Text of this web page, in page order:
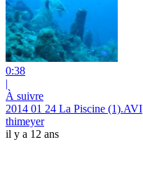
0:38
|
À suivre
2014 01 24 La Piscine (1).AVI
thimeyer
il y a 12 ans